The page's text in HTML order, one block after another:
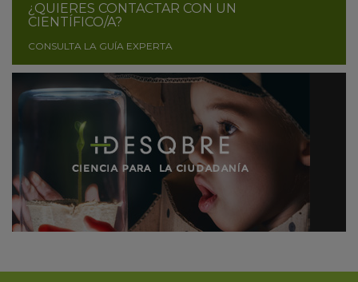
¿QUIERES CONTACTAR CON UN
CIENTÍFICO/A?
CONSULTA LA GUÍA EXPERTA